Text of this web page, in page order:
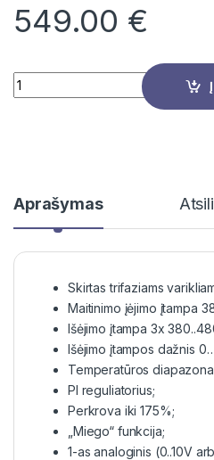
549.00 €
Quantity
Aprašymas
Skirtas trifaziams
Maitinimo įėjimo įtampa
Išėjimo įtampa 3x
Išėjimo įtampos dažnis
Temperatūros
PI reguliatorius;
Perkrova iki 175%;
„Miego“ funkcija;
1-as analoginis (0..10V